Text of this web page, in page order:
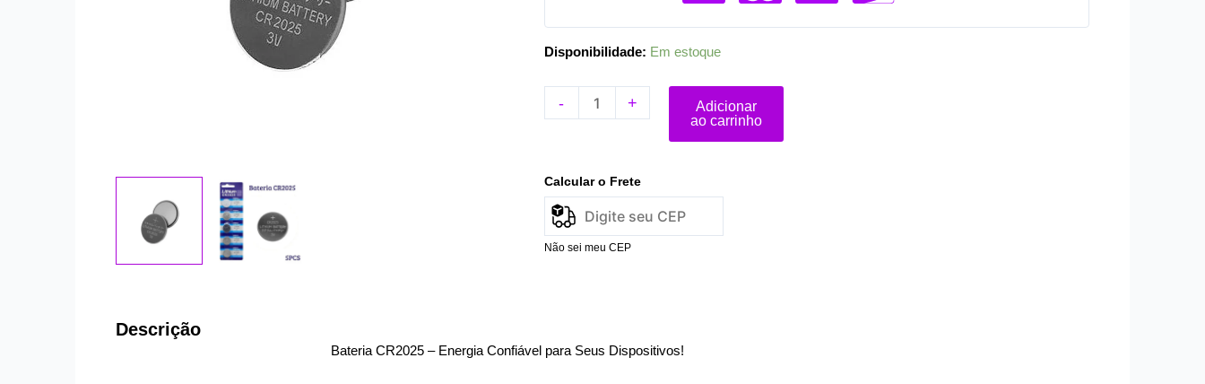
Disponibilidade: Em estoque
- +
Adicionar
ao carrinho
Calcular o Frete
Não sei meu CEP
Descrição
Bateria CR2025 – Energia Confiável para Seus Dispositivos!